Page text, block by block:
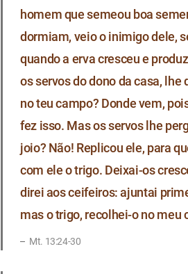
homem que semeou boa
dormiam, veio o inimigo dele,
quando a erva cresceu e
os servos do dono da casa,
no teu campo? Donde vem,
fez isso. Mas os servos lhe
joio? Não! Replicou ele, para
com ele o trigo. Deixai-os
direi aos ceifeiros: ajuntai
mas o trigo, recolhei-o no meu
Mt. 13:24-30